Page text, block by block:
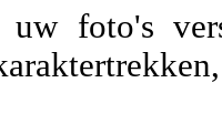
foto's